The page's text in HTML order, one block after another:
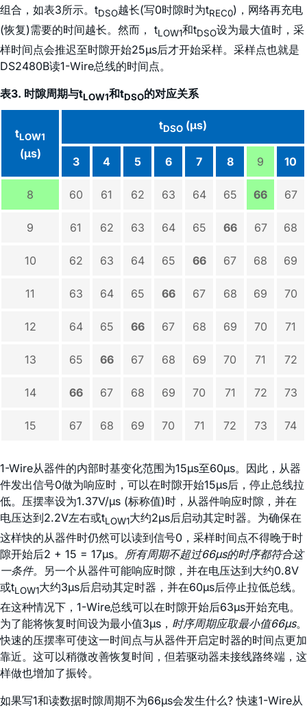
组合，如表3所示。tDSO越长(写0时隙时为tREC0)，网络再充电
(恢复)需要的时间越长。然而， tLOW1和tDSO设为最大值时，采
样时间点会推迟至时隙开始25µs后才开始采样。采样点也就是
DS2480B读1-Wire总线的时间点。
表3. 时隙周期与tLOW1和tDSO的对应关系
tLOW1
(µs)
tDSO (µs)
3 4 5 6 7 8 9 10
8 60 61 62 63 64 65 66 67
9 61 62 63 64 65 66 67 68
10 62 63 64 65 66 67 68 69
11 63 64 65 66 67 68 69 70
12 64 65 66 67 68 69 70 71
13 65 66 67 68 69 70 71 72
14 66 67 68 69 70 71 72 73
15 67 68 69 70 71 72 73 74
1-Wire从器件的内部时基变化范围为15µs至60µs。因此，从器
件发出信号0做为响应时，可以在时隙开始15µs后，停止总线拉
低。压摆率设为1.37V/µs (标称值)时，从器件响应时隙，并在
电压达到2.2V左右或tLOW1大约2µs后启动其定时器。为确保在
这样快的从器件时仍然可以读到信号0，采样时间点不得晚于时
隙开始后2 + 15 = 17µs。 所有周期不超过66µs的时序都符合这
一条件。 另一个从器件可能响应时隙，并在电压达到大约0.8V
或tLOW1大约3µs后启动其定时器，并在60µs后停止拉低总线。
在这种情况下，1-Wire总线可以在时隙开始后63µs开始充电。
为了能将恢复时间设为最小值3µs， 时序周期应取最小值66µs。
快速的压摆率可使这一时间点与从器件开启定时器的时间点更加
靠近。这可以稍微改善恢复时间，但若驱动器未接线路终端，这
样做也增加了振铃。
如果写1和读数据时隙周期不为66µs会发生什么? 快速1-Wire从